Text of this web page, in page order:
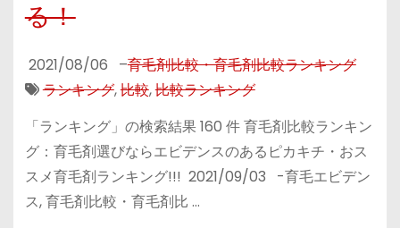
る！
2021/08/06 –育毛剤比較・育毛剤比較ランキング
ランキング,比較,比較ランキング
「ランキング」の検索結果 160 件 育毛剤比較ランキン
グ：育毛剤選びならエビデンスのあるピカキチ・おス
スメ育毛剤ランキング!!! 2021/09/03 -育毛エビデン
ス, 育毛剤比較・育毛剤比 …